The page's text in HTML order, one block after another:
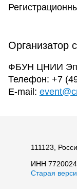
Организатор
ФБУН ЦНИИ
Телефон: +7
Е-mail:
111123,
ИНН
Старая